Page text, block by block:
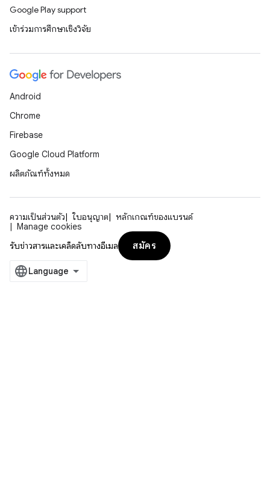
Google Play support
เข้าร่วมการศึกษาเชิงวิจัย
Android
Chrome
Firebase
Google Cloud Platform
ผลิตภัณฑ์ทั้งหมด
ความเป็นส่วนตัว ใบอนุญาต
หลักเกณฑ์ของแบรนด์
Manage cookies
รับข่าวสารและเคล็ดลับทางอีเมล
สมัคร